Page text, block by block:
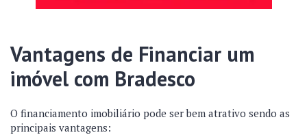
Vantagens de Financiar um
imóvel com Bradesco
O financiamento imobiliário pode ser bem atrativo sendo as
principais vantagens: